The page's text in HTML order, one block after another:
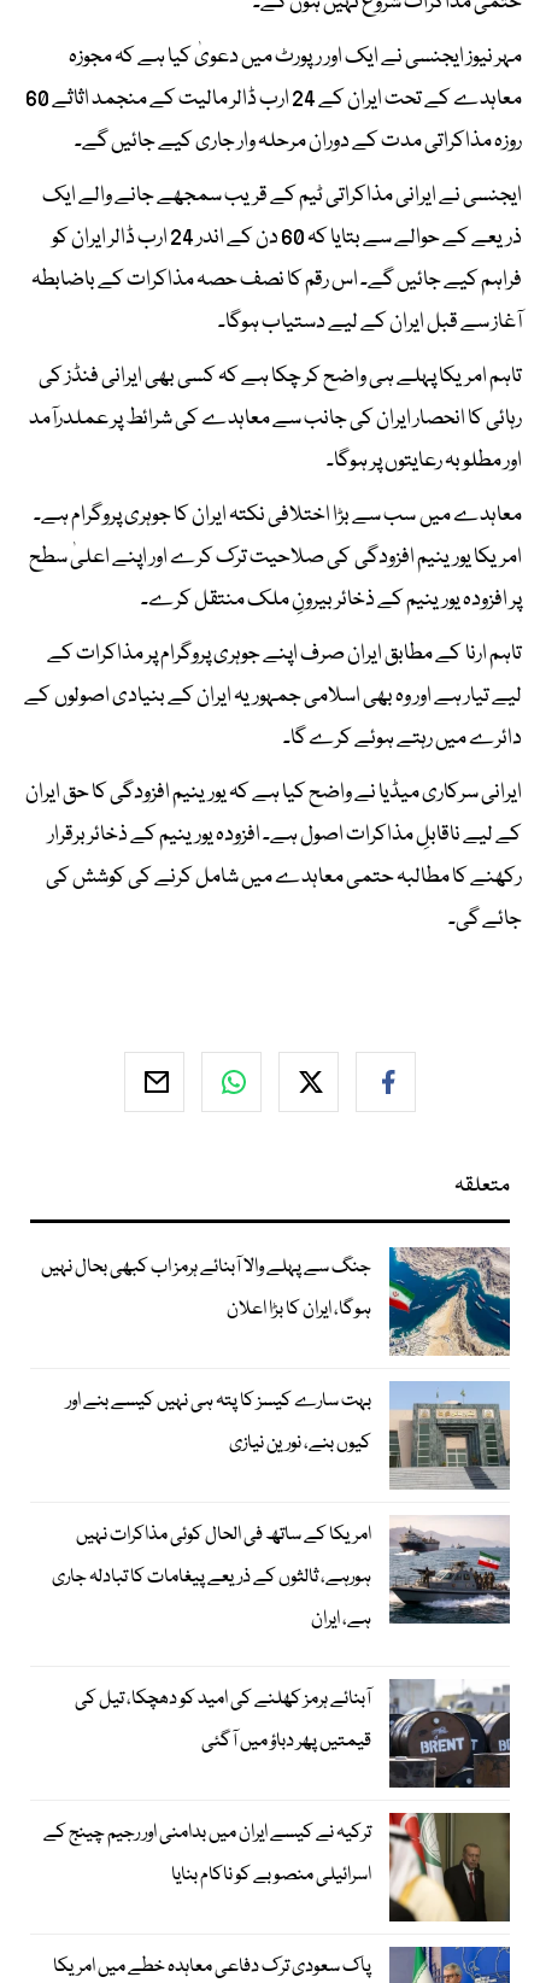
مہر نیوز ایجنسی نے ایک اور رپورٹ میں دعویٰ کیا ہے کہ مجوزہ
معاہدے کے تحت ایران کے 24 ارب ڈالر مالیت کے منجمد اثاثے 60
روزہ مذاکراتی مدت کے دوران مرحلہ وار جاری کیے جائیں گے۔
ایجنسی نے ایرانی مذاکراتی ٹیم کے قریب سمجھے جانے والے ایک
ذریعے کے حوالے سے بتایا کہ 60 دن کے اندر 24 ارب ڈالر ایران کو
فراہم کیے جائیں گے۔ اس رقم کا نصف حصہ مذاکرات کے باضابطہ
آغاز سے قبل ایران کے لیے دستیاب ہوگا۔
تاہم امریکا پہلے ہی واضح کر چکا ہے کہ کسی بھی ایرانی فنڈز کی
رہائی کا انحصار ایران کی جانب سے معاہدے کی شرائط پر عملدرآمد
اور مطلوبہ رعایتوں پر ہوگا۔
معاہدے میں سب سے بڑا اختلافی نکتہ ایران کا جوہری پروگرام ہے۔
امریکا یورینیم افزودگی کی صلاحیت ترک کرے اور اپنے اعلیٰ سطح
پر افزودہ یورینیم کے ذخائر بیرونِ ملک منتقل کرے۔
تاہم ارنا کے مطابق ایران صرف اپنے جوہری پروگرام پر مذاکرات کے
لیے تیار ہے اور وہ بھی اسلامی جمہوریہ ایران کے بنیادی اصولوں کے
دائرے میں رہتے ہوئے کرے گا۔
ایرانی سرکاری میڈیا نے واضح کیا ہے کہ یورینیم افزودگی کا حق ایران
کے لیے ناقابلِ مذاکرات اصول ہے۔ افزودہ یورینیم کے ذخائر برقرار
رکھنے کا مطالبہ حتمی معاہدے میں شامل کرنے کی کوشش کی
جائے گی۔
متعلقہ
جنگ سے پہلے والا آبنائے ہرمز اب کبھی بحال نہیں
ہوگا، ایران کا بڑا اعلان
بہت سارے کیسز کا پتہ ہی نہیں کیسے بنے اور
کیوں بنے، نورین نیازی
امریکا کے ساتھ فی الحال کوئی مذاکرات نہیں
ہورہے، ثالثوں کے ذریعے پیغامات کا تبادلہ جاری
ہے، ایران
آبنائے ہرمز کھلنے کی امید کو دھچکا، تیل کی
قیمتیں پھر دباؤ میں آگئی
ترکیہ نے کیسے ایران میں بدامنی اور رجیم چینج کے
اسرائیلی منصوبے کو ناکام بنایا
پاک سعودی ترک دفاعی معاہدہ خطے میں امریکا